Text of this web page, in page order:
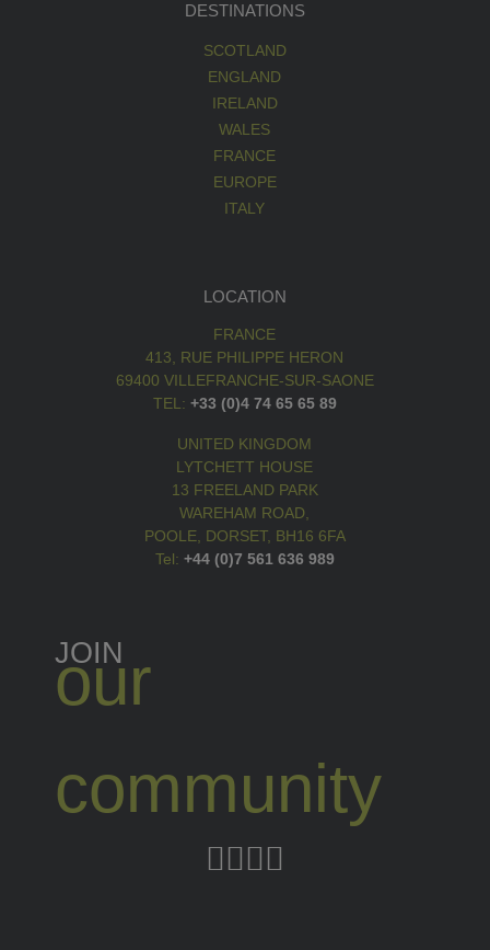
DESTINATIONS
SCOTLAND
ENGLAND
IRELAND
WALES
FRANCE
EUROPE
ITALY
LOCATION
FRANCE
413, RUE PHILIPPE HERON
69400 VILLEFRANCHE-SUR-SAONE
TEL: +33 (0)4 74 65 65 89
UNITED KINGDOM
LYTCHETT HOUSE
13 FREELAND PARK
WAREHAM ROAD,
POOLE, DORSET, BH16 6FA
Tel: +44 (0)7 561 636 989
JOIN
our
community